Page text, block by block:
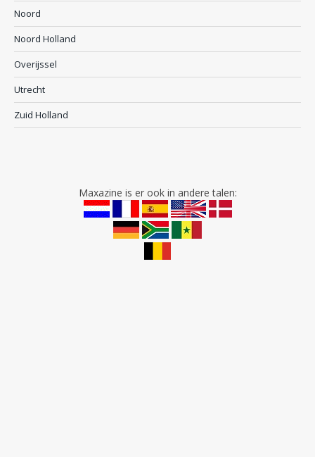
Noord
Noord Holland
Overijssel
Utrecht
Zuid Holland
Maxazine is er ook in andere talen: